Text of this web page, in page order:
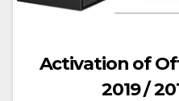
Activation of
2019 /